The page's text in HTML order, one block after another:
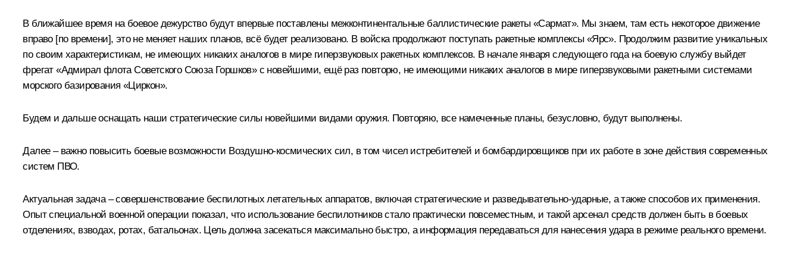
В ближайшее время на боевое дежурство будут впервые поставлены межконтинентальные баллистические ракеты «Сармат». Мы знаем, там есть некоторое движение
вправо [по времени], это не меняет наших планов, всё будет реализовано. В войска продолжают поступать ракетные комплексы «Ярс». Продолжим развитие уникальных
по своим характеристикам, не имеющих никаких аналогов в мире гиперзвуковых ракетных комплексов. В начале января следующего года на боевую службу выйдет
фрегат «Адмирал флота Советского Союза Горшков» с новейшими, ещё раз повторю, не имеющими никаких аналогов в мире гиперзвуковыми ракетными системами
морского базирования «Циркон».
Будем и дальше оснащать наши стратегические силы новейшими видами оружия. Повторяю, все намеченные планы, безусловно, будут выполнены.
Далее – важно повысить боевые возможности Воздушно-космических сил, в том чисел истребителей и бомбардировщиков при их работе в зоне действия современных
систем ПВО.
Актуальная задача – совершенствование беспилотных летательных аппаратов, включая стратегические и разведывательно-ударные, а также способов их применения.
Опыт специальной военной операции показал, что использование беспилотников стало практически повсеместным, и такой арсенал средств должен быть в боевых
отделениях, взводах, ротах, батальонах. Цель должна засекаться максимально быстро, а информация передаваться для нанесения удара в режиме реального времени.